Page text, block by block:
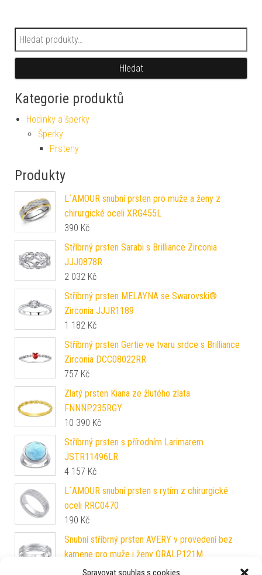
Spravovat souhlas s cookies
Hledat:
Hledat
Kategorie produktů
Hodinky a šperky
Šperky
Prsteny
Produkty
L´AMOUR snubní prsten pro muže a ženy z
chirurgické oceli XRG455L
390 Kč
Stříbrný prsten Sarabi s Brilliance Zirconia
JJJ0878R
2 032 Kč
Stříbrný prsten MELAYNA se Swarovski®
Zirconia JJJR1189
1 182 Kč
Stříbrný prsten Gertie ve tvaru srdce s Brilliance
Zirconia DCC08022RR
757 Kč
Zlatý prsten Kiana ze žlutého zlata
FNNNP235RGY
10 390 Kč
Stříbrný prsten s přírodním Larimarem
JSTR11496LR
4 157 Kč
L´AMOUR snubní prsten s rytím z chirurgické
oceli RRC0470
190 Kč
Snubní stříbrný prsten AVERY v provedení bez
kamene pro muže i ženy QRALP121M
2 287Kč